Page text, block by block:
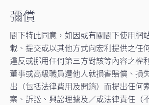
彌償
閣下特此同意，如因或有關閣下使用網
載、提交或以其他方式向宏利提供之任
違反或挪用任何第三方對該等內容之權
董事或高級職員遭他人就損害賠償、損
出（包括法律費用及開銷）而提出任何
案、訴訟、興訟理據及／或法律責任（